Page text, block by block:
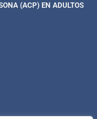
(ACP) EN ADULTOS